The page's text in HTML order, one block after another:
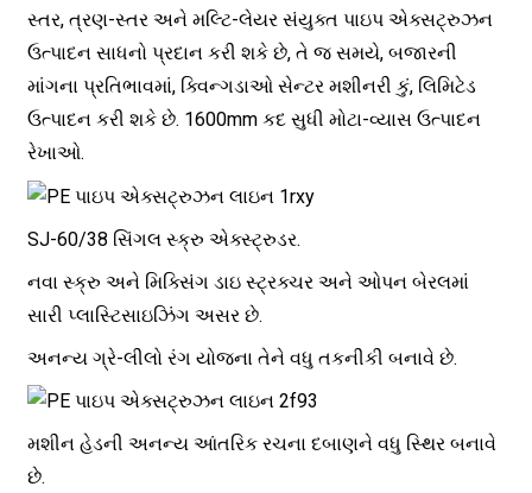
સ્તર, ત્રણ-સ્તર અને મલ્ટિ-લેયર સંયુક્ત પાઇપ એક્સટ્રુઝન
ઉત્પાદન સાધનો પ્રદાન કરી શકે છે, તે જ સમયે, બજારની
માંગના પ્રતિભાવમાં, ક્વિન્ગડાઓ સેન્ટર મશીનરી કું, લિમિટેડ
ઉત્પાદન કરી શકે છે. 1600mm કદ સુધી મોટા-વ્યાસ ઉત્પાદન
રેખાઓ.
SJ-60/38 સિંગલ સ્ક્રુ એક્સ્ટ્રુડર.
નવા સ્ક્રુ અને મિક્સિંગ ડાઇ સ્ટ્રક્ચર અને ઓપન બેરલમાં
સારી પ્લાસ્ટિસાઇઝિંગ અસર છે.
અનન્ય ગ્રે-લીલો રંગ યોજના તેને વધુ તકનીકી બનાવે છે.
મશીન હેડની અનન્ય આંતરિક રચના દબાણને વધુ સ્થિર બનાવે
છે.